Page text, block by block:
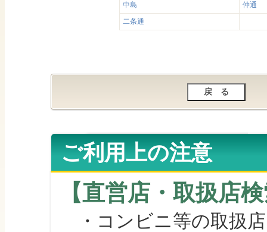
中島
仲通
二条通
ご利用上の注意
【直営店・取扱店
・コンビニ等の取扱